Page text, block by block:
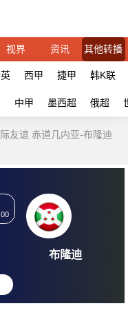
视界 资讯 其他转播
西甲 捷甲 韩K联
中甲 墨西超 俄超
友谊 赤道几内亚-布隆迪
友谊
: 0